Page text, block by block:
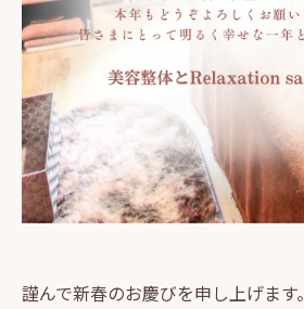
謹んで新春のお慶びを申し上げます。